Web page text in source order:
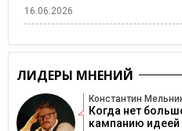
16.06.2026
ЛИДЕРЫ МНЕНИЙ
Константин
Когда нет
кампанию идеей